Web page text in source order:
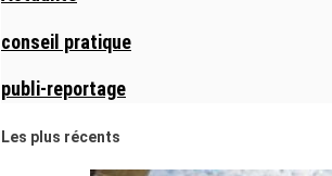
conseil pratique
publi-reportage
Les plus récents